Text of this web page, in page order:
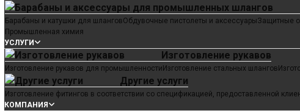
Барабаны и катушки для шланговОбдувочные пистолеты и аксессуарыЗащитные
Промышленная химия
УСЛУГИ
Изготовление рукавов
Изготовление рукавов для промышленности Изготовление стальных шлангов
Другие услуги
Изготовление фитингов в соответствии со спецификацией, предоставленной
КОМПАНИЯ